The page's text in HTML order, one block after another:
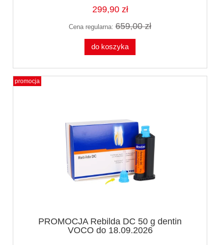
299,90 zł
Cena regularna: 659,00 zł
do koszyka
PROMOCJA Rebilda DC 50 g dentin
VOCO do 18.09.2026
promocja